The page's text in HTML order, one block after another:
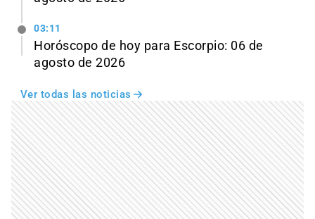
03:11
Horóscopo de hoy para Escorpio: 06 de
agosto de 2026
Ver todas las noticias